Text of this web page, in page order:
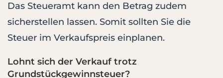
Das Steueramt kann den Betrag zudem
sicherstellen lassen. Somit sollten Sie die
Steuer im Verkaufspreis einplanen.
Lohnt sich der Verkauf trotz
Grundstückgewinnsteuer?